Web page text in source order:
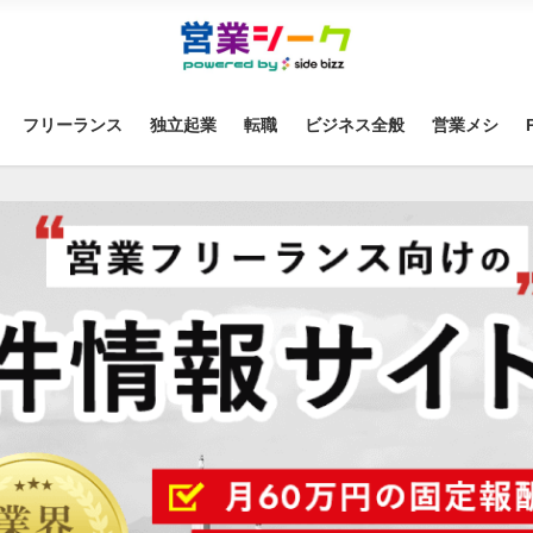
フリーランス 独立起業 転職 ビジネス全般 営業メシ